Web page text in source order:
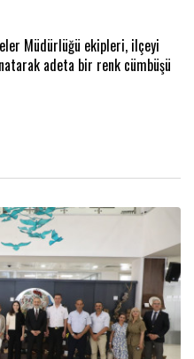
Müdürlüğü ekipleri, ilçeyi
adeta bir renk cümbüşü